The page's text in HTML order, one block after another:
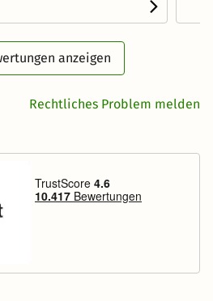
anzeigen
Rechtliches Problem melden